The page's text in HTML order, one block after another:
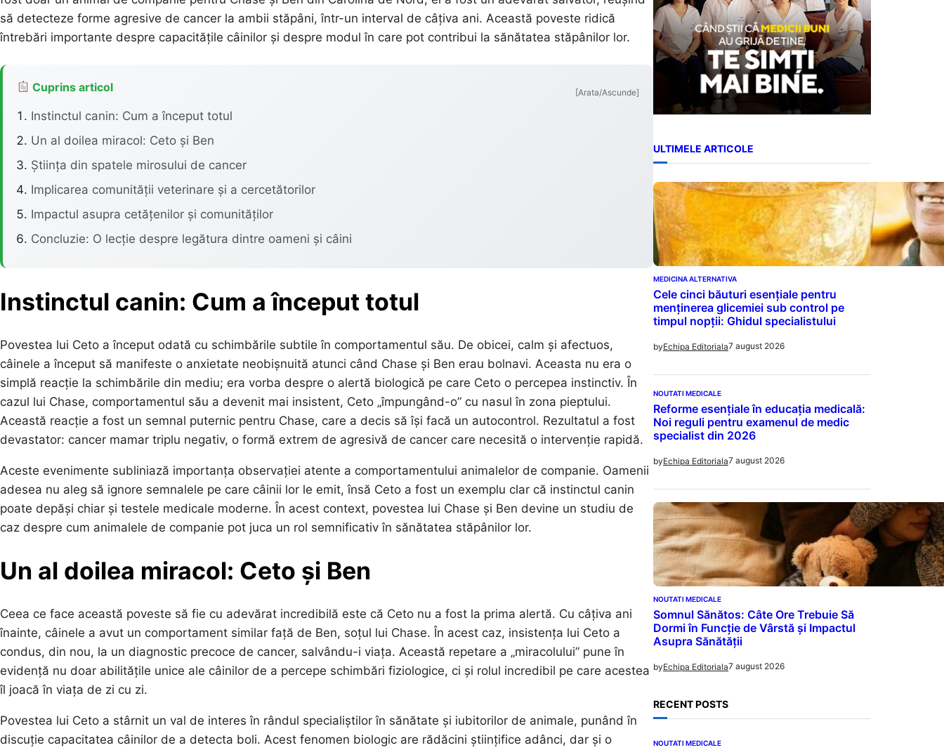
să detecteze forme agresive de cancer la ambii stăpâni, într-un interval de câțiva ani. Această poveste ridică
întrebări importante despre capacitățile câinilor și despre modul în care pot contribui la sănătatea stăpânilor lor.
Cuprins articol [Arata/Ascunde]
Instinctul canin: Cum a început totul
Un al doilea miracol: Ceto și Ben
Știința din spatele mirosului de cancer
Implicarea comunității veterinare și a cercetătorilor
Impactul asupra cetățenilor și comunităților
Concluzie: O lecție despre legătura dintre oameni și câini
Instinctul canin: Cum a început totul
Povestea lui Ceto a început odată cu schimbările subtile în comportamentul său. De obicei, calm și afectuos,
câinele a început să manifeste o anxietate neobișnuită atunci când Chase și Ben erau bolnavi. Aceasta nu era o
simplă reacție la schimbările din mediu; era vorba despre o alertă biologică pe care Ceto o percepea instinctiv. În
cazul lui Chase, comportamentul său a devenit mai insistent, Ceto „împungând-o” cu nasul în zona pieptului.
Această reacție a fost un semnal puternic pentru Chase, care a decis să își facă un autocontrol. Rezultatul a fost
devastator: cancer mamar triplu negativ, o formă extrem de agresivă de cancer care necesită o intervenție rapidă.
Aceste evenimente subliniază importanța observației atente a comportamentului animalelor de companie. Oamenii
adesea nu aleg să ignore semnalele pe care câinii lor le emit, însă Ceto a fost un exemplu clar că instinctul canin
poate depăși chiar și testele medicale moderne. În acest context, povestea lui Chase și Ben devine un studiu de
caz despre cum animalele de companie pot juca un rol semnificativ în sănătatea stăpânilor lor.
Un al doilea miracol: Ceto și Ben
Ceea ce face această poveste să fie cu adevărat incredibilă este că Ceto nu a fost la prima alertă. Cu câțiva ani
înainte, câinele a avut un comportament similar față de Ben, soțul lui Chase. În acest caz, insistența lui Ceto a
condus, din nou, la un diagnostic precoce de cancer, salvându-i viața. Această repetare a „miracolului” pune în
evidență nu doar abilitățile unice ale câinilor de a percepe schimbări fiziologice, ci și rolul incredibil pe care acestea
îl joacă în viața de zi cu zi.
Povestea lui Ceto a stârnit un val de interes în rândul specialiștilor în sănătate și iubitorilor de animale, punând în
discuție capacitatea câinilor de a detecta boli. Acest fenomen biologic are rădăcini științifice adânci, dar și o
ULTIMELE ARTICOLE
MEDICINA ALTERNATIVA
Cele cinci băuturi esențiale pentru
menținerea glicemiei sub control pe
timpul nopții: Ghidul specialistului
byEchipa Editoriala7 august 2026
NOUTATI MEDICALE
Reforme esențiale în educația medicală:
Noi reguli pentru examenul de medic
specialist din 2026
byEchipa Editoriala7 august 2026
NOUTATI MEDICALE
Somnul Sănătos: Câte Ore Trebuie Să
Dormi în Funcție de Vârstă și Impactul
Asupra Sănătății
byEchipa Editoriala7 august 2026
RECENT POSTS
NOUTATI MEDICALE